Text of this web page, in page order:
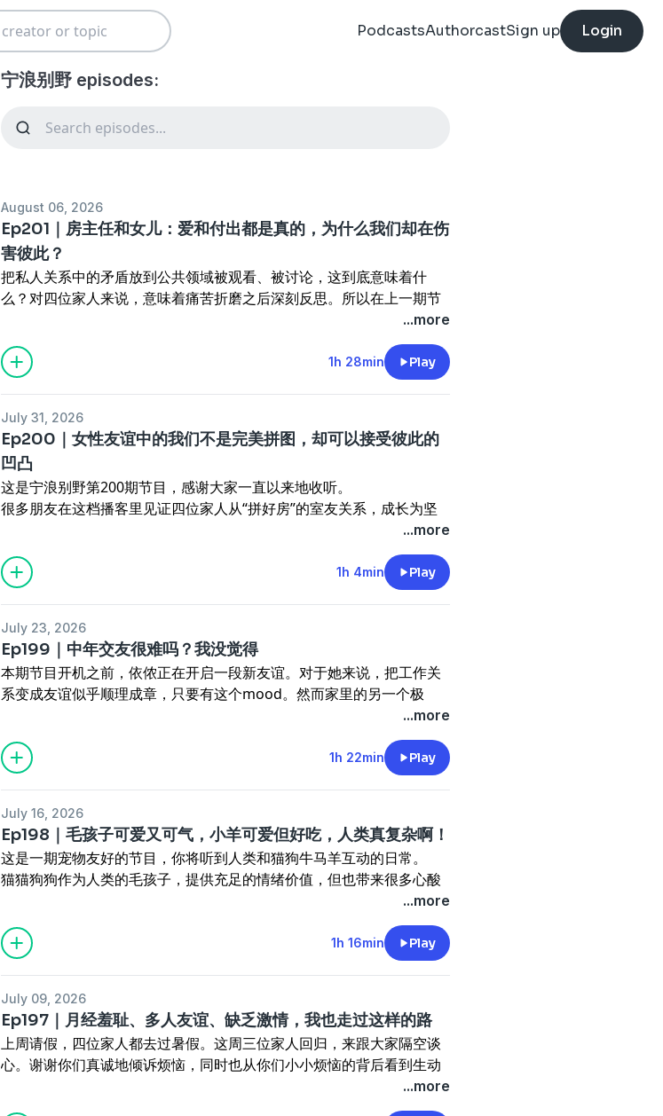
PodcastsAuthorcastSign up Login
宁浪别野 episodes:
August 06, 2026
Ep201｜房主任和女儿：爱和付出都是真的，为什么我们却在伤
害彼此？
把私人关系中的矛盾放到公共领域被观看、被讨论，这到底意味着什
么？对四位家人来说，意味着痛苦折磨之后深刻反思。所以在上一期节
目播出之后，家人们再见面又是一次抱头痛哭。冲突之后还没走散，好
所以当家人们用被观看的视角去观看别人，好像更多了一些理解，比如
最近大家都在关注的房主任和女儿的冲突。她们再综艺节目里展示出的
害者”的角度指责“加害者”，也有人似乎把不忍对自己做出的指指点点，
全释放到别人身上。这场冲突像一面镜子，每个人都能看见一个自己。
这场愧疚式教育的大型受害现场，如果只停留在审判和指责当然简单。
但我们想讨论的是，既然每个人都能看见自己，那么落到真实生活，这
样的亲子关系有解吗？
10:05
18:30
作为第三人应该插手对抗路母女的相处模式吗？
45:39愧疚式教育是如何形成的？孩子到底承担什么角色
58:11 愧疚式教育的亲子关系有解吗？
01:19:22没有完美的父母，每一代都在一面清洁旧账，一面开辟新路。
【�️本期陪伴】
正在重新认识自我的@依侬
在状况外但清醒的@猪侨
站在对抗路母女身边默默守护的@Yoyo
【� 宁浪别野是什么？】
首先它是一个实体的大别墅�。四个平均年龄35岁的女性好友��在万
宁合租了个大house。我们不定期的逃离城市来到这座海边乌托邦，在
这里冲浪�、读书�、聊天�、玩儿音乐���。
同时它还是一档播客�️，是四位主播无论身在何处，都希望每周能和大
最后它更是每个所有女生的云宿舍�，大家有任何故事、观点、建议，
无论多羞耻、奇葩、不合时宜，都可以在这里分享和诉说。
宁浪别野是每一个女生可以完全放松下来做自己的安全堡垒。
微信nlby-666 联系小助理进听友群，入住我们的女生宿舍，一起共享
WiFi吧！
�建联/合作联系微信：Ysy978458011
�️欢迎大家给我们留言诉说你的故事，祝你一切顺利，我们在这儿陪你
...more
1h 28min Play
July 31, 2026
Ep200｜女性友谊中的我们不是完美拼图，却可以接受彼此的
凹凸
这是宁浪别野第200期节目，感谢大家一直以来地收听。
很多朋友在这档播客里见证四位家人从“拼好房”的室友关系，成长为坚
固的家庭式友谊。我们在过去更多地展现了这段友谊中的亲密、互助、
惺惺相惜的快乐时光。但是任何关系都不是丝滑到没有毛边儿的。
所以今天我们拿出对待“特别节目”的诚意，把关系中的摩擦摊开晾晒。
如何面对友谊中的不同频？在无法win-win的场景里谁来妥协？有人积
探索的路上。
02:26说好一起去比赛，你却临时变卦？
15:06当时的我，做不到在你的高光里扒光自己的迷茫。
30:03跟我一起去就可以临时变卦，跟别人你倒是兴致勃勃？
41:31
我该如何接受你的改变，长久地友谊怎么在变化中磨合？
50:10
57:16一方不敢给压力，一方又在疯狂内耗，我们该怎么办呢？
【�️本期陪伴】
在变化里找自我，在关系里找爱的@依侬
能理解你的内耗，但也想找到我的位置的@Yoyo
宇宙最强调解员@姥爷
【� 宁浪别野是什么？】
首先它是一个实体的大别墅�。四个平均年龄35岁的女性好友��在万
宁合租了个大house。我们不定期的逃离城市来到这座海边乌托邦，在
这里冲浪�、读书�、聊天�、玩儿音乐���。
同时它还是一档播客�️，是四位主播无论身在何处，都希望每周能和大
家分享故事的地方。
最后它更是每个所有女生的云宿舍�，大家有任何故事、观点、建议，
...more
1h 4min Play
July 23, 2026
Ep199｜中年交友很难吗？我没觉得
本期节目开机之前，依侬正在开启一段新友谊。对于她来说，把工作关
系变成友谊似乎顺理成章，只要有这个mood。然而家里的另一个极
端，猪侨，可以和任何陌生人热络，一旦涉及到要深入交流心理门槛就
除了同学、发小儿这些少年时代的原生友谊，成年人交朋友很难吗？当
然不是，至少Yoyo这样回答。但她自然有她的方法，虽然是I人也很会交
情况下，你可以说：“这个人是我的朋友了”？
02:08E人交朋友喝杯咖啡就够了。
10:36I人交朋友主要靠爱好，在兴趣相投的人里交朋友成功率会很高。
17:44只要不加微信，我可以和任何人“交朋友”。
你敢信吗？这个节目的两位主播录了很久节目都没加上微信……
44:45
50:33
59:03你愿意把自己的朋友互相介绍吗？当“我的朋友”变成“朋友们”是皆
大欢喜吗?
01:12:51从哪件事开始，你可以说：“这个人是我的朋友了”？
【�️本期陪伴】
爱攒局，朋友圈的粘合剂@Yoyo
对人充满好奇，用采访打开局面的@依侬
...more
1h 22min Play
July 16, 2026
Ep198｜毛孩子可爱又可气，小羊可爱但好吃，人类真复杂啊！
这是一期宠物友好的节目，你将听到人类和猫狗牛马羊互动的日常。
猫猫狗狗作为人类的毛孩子，提供充足的情绪价值，但也带来很多心酸
和麻烦。猪侨和依侬一个解锁后妈体验包，一个亲妈被搞得心力交瘁。
一边怪孩子一边反省自己并且严于律己；牛马羊作为被人类驯化完全的
生物，和人类之间保持着互相索取的微妙关系。奇怪的人类一边感叹着
草原上的小羊可爱可爱，一边在篝火旁边大赞好吃好吃。于是我们只能
00:02:07后妈难当啊！给18斤猫孩子当后妈劝退养宠人！
00:18:19亲妈大崩溃！夜里三点给孩子们擦屎擦尿谁懂啊！
00:35:14马的自由是什么？马背上的自由是什么？
00:51:45为什么打工人被我们戏称为“牛马”，我现在终于懂了。
人类驯化了它们以后还如何保持怜悯？羊羊可爱但好吃。
...more
1h 16min Play
July 09, 2026
Ep197｜月经羞耻、多人友谊、缺乏激情，我也走过这样的路
上周请假，四位家人都去过暑假。这周三位家人回归，来跟大家隔空谈
心。谢谢你们真诚地倾诉烦恼，同时也从你们小小烦恼的背后看到生动
可爱的生活痕迹，真心为你高兴。而大家的烦恼好像都有相似之处，至
少ta走过的路我们好像也都路过。所以这期节目我们隔空邀请四位朋友
...more